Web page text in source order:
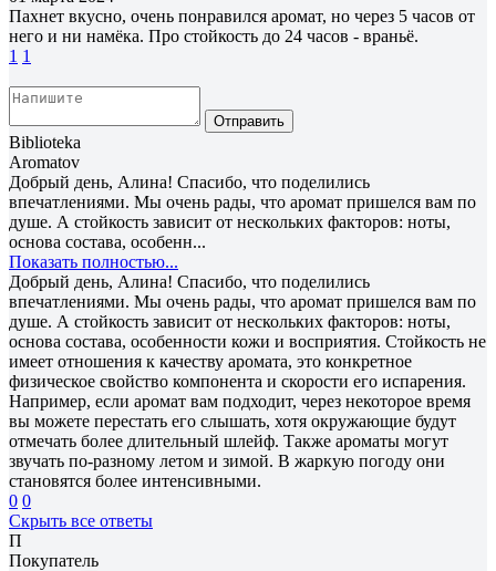
Пахнет вкусно, очень понравился аромат, но через 5 часов от
него и ни намёка. Про стойкость до 24 часов - враньё.
1 1
Отправить
Biblioteka
Aromatov
Добрый день, Алина! Спасибо, что поделились
впечатлениями. Мы очень рады, что аромат пришелся вам по
душе. А стойкость зависит от нескольких факторов: ноты,
основа состава, особенн...
Показать полностью...
Добрый день, Алина! Спасибо, что поделились
впечатлениями. Мы очень рады, что аромат пришелся вам по
душе. А стойкость зависит от нескольких факторов: ноты,
основа состава, особенности кожи и восприятия. Стойкость не
имеет отношения к качеству аромата, это конкретное
физическое свойство компонента и скорости его испарения.
Например, если аромат вам подходит, через некоторое время
вы можете перестать его слышать, хотя окружающие будут
отмечать более длительный шлейф. Также ароматы могут
звучать по-разному летом и зимой. В жаркую погоду они
становятся более интенсивными.
0 0
Скрыть все ответы
П
Покупатель